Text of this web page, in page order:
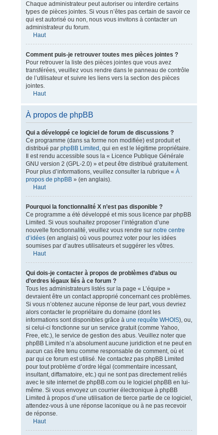
Chaque administrateur peut autoriser ou interdire certains
types de pièces jointes. Si vous n’êtes pas certain de savoir ce
qui est autorisé ou non, nous vous invitons à contacter un
administrateur du forum.
Haut
Comment puis-je retrouver toutes mes pièces jointes ?
Pour retrouver la liste des pièces jointes que vous avez
transférées, veuillez vous rendre dans le panneau de contrôle
de l’utilisateur et suivre les liens vers la section des pièces
jointes.
Haut
À propos de phpBB
Qui a développé ce logiciel de forum de discussions ?
Ce programme (dans sa forme non modifiée) est produit et
distribué par phpBB Limited , qui en est le légitime propriétaire.
Il est rendu accessible sous la « Licence Publique Générale
GNU version 2 (GPL-2.0) » et peut être distribué gratuitement.
Pour plus d’informations, veuillez consulter la rubrique « À
propos de phpBB» (en anglais).
Haut
Pourquoi la fonctionnalité X n’est pas disponible ?
Ce programme a été développé et mis sous licence par phpBB
Limited. Si vous souhaitez proposer l’intégration d’une
nouvelle fonctionnalité, veuillez vous rendre sur notre centre
d’idées(en anglais) où vous pourrez voter pour les idées
soumises par d’autres utilisateurs et suggérer les vôtres.
Haut
Qui dois-je contacter à propos de problèmes d’abus ou
d’ordres légaux liés à ce forum ?
Tous les administrateurs listés sur la page « L’équipe »
devraient être un contact approprié concernant ces problèmes.
Si vous n’obtenez aucune réponse de leur part, vous devriez
alors contacter le propriétaire du domaine (dont les
informations sont disponibles grâce à une requête WHOIS), ou,
si celui-ci fonctionne sur un service gratuit (comme Yahoo,
Free, etc.), le service de gestion des abus. Veuillez noter que
phpBB Limited n’a absolument aucune juridiction et ne peut en
aucun cas être tenu comme responsable de comment, où et
par qui ce forum est utilisé. Ne contactez pas phpBB Limited
pour tout problème d’ordre légal (commentaire incessant,
insultant, diffamatoire, etc.) qui ne sont pas directement reliés
avec le site internet de phpBB.com ou le logiciel phpBB en lui-
même. Si vous envoyez un courrier électronique à phpBB
Limited à propos d’une utilisation de tierce partie de ce logiciel,
attendez-vous à une réponse laconique ou à ne pas recevoir
de réponse.
Haut